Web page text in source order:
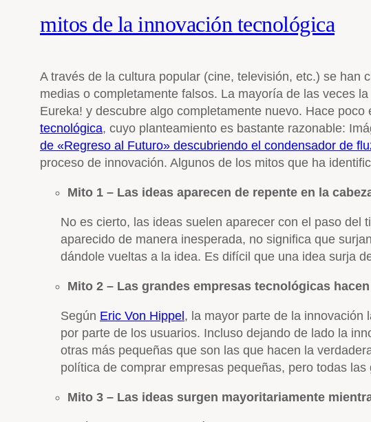
mitos de la innovación tecnológica
A través de la cultura popular (cine, televisión, etc.) se
medias o completamente falsos. La mayoría de las veces
Eureka! y descubre algo completamente nuevo. Hace poco
tecnológica, cuyo planteamiento es bastante razonable:
de «Regreso al Futuro» descubriendo el condensador de
proceso de innovación. Algunos de los mitos que ha
Mito 1 – Las ideas aparecen de repente en la
No es cierto, las ideas suelen aparecer con el paso del
aparecido de manera inesperada, no significa que
dándole vueltas a la idea. Es difícil que una idea surja
Mito 2 – Las grandes empresas tecnológicas
Según Eric Von Hippel, la mayor parte de la innovación
por parte de los usuarios. Incluso dejando de lado la
otras más pequeñas que son las que hacen la
política de comprar empresas pequeñas, pero todas las
Mito 3 – Las ideas surgen mayoritariamente